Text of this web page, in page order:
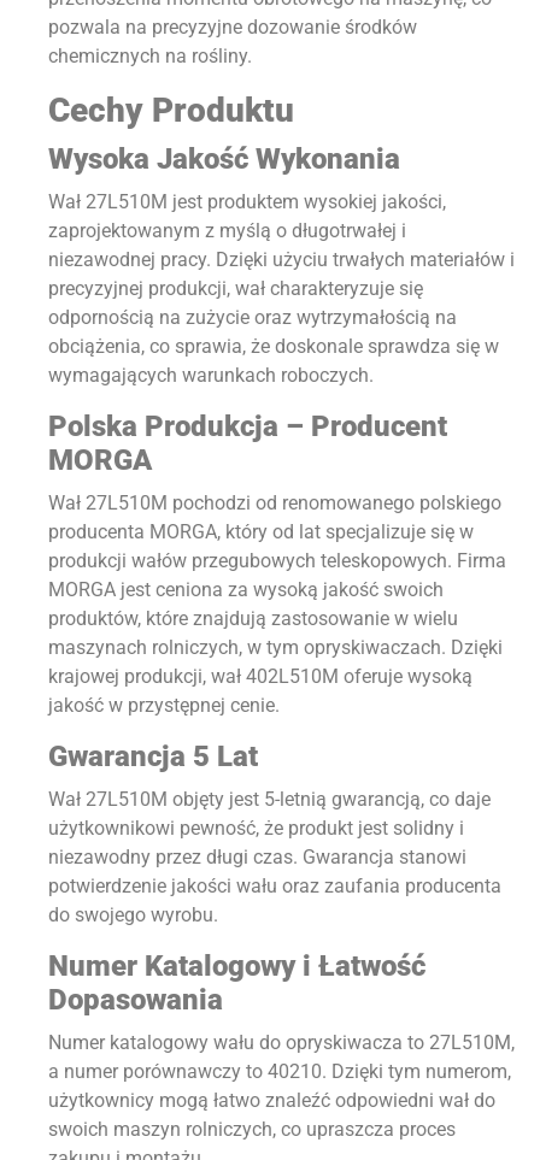
pozwala na precyzyjne dozowanie środków
chemicznych na rośliny.
Cechy Produktu
Wysoka Jakość Wykonania
Wał 27L510M jest produktem wysokiej jakości,
zaprojektowanym z myślą o długotrwałej i
niezawodnej pracy. Dzięki użyciu trwałych materiałów i
precyzyjnej produkcji, wał charakteryzuje się
odpornością na zużycie oraz wytrzymałością na
obciążenia, co sprawia, że doskonale sprawdza się w
wymagających warunkach roboczych.
Polska Produkcja – Producent
MORGA
Wał 27L510M pochodzi od renomowanego polskiego
producenta MORGA, który od lat specjalizuje się w
produkcji wałów przegubowych teleskopowych. Firma
MORGA jest ceniona za wysoką jakość swoich
produktów, które znajdują zastosowanie w wielu
maszynach rolniczych, w tym opryskiwaczach. Dzięki
krajowej produkcji, wał 402L510M oferuje wysoką
jakość w przystępnej cenie.
Gwarancja 5 Lat
Wał 27L510M objęty jest 5-letnią gwarancją, co daje
użytkownikowi pewność, że produkt jest solidny i
niezawodny przez długi czas. Gwarancja stanowi
potwierdzenie jakości wału oraz zaufania producenta
do swojego wyrobu.
Numer Katalogowy i Łatwość
Dopasowania
Numer katalogowy wału do opryskiwacza to 27L510M,
a numer porównawczy to 40210. Dzięki tym numerom,
użytkownicy mogą łatwo znaleźć odpowiedni wał do
swoich maszyn rolniczych, co upraszcza proces